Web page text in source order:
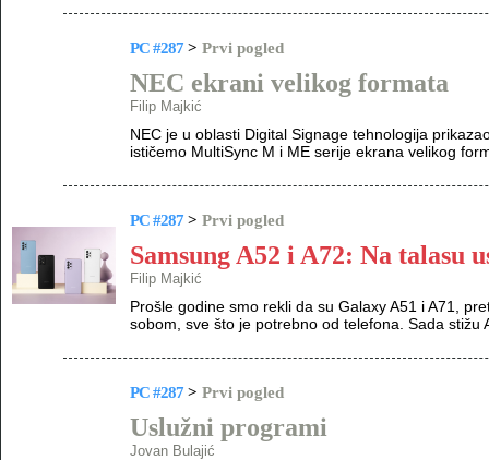
PC #287 > Prvi pogled
NEC ekrani velikog formata
Filip Majkić
NEC je u oblasti Digital Signage tehnologija
ističemo MultiSync M i ME serije ekrana velikog
PC #287 > Prvi pogled
Samsung A52 i A72: Na talasu
Filip Majkić
Prošle godine smo rekli da su Galaxy A51 i A71,
sobom, sve što je potrebno od telefona. Sada stižu
PC #287 > Prvi pogled
Uslužni programi
Jovan Bulajić